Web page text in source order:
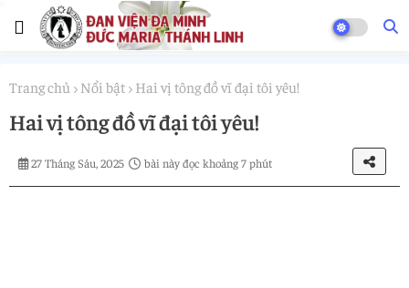
Trang chủ Nổi bật Hai vị tông đồ vĩ đại tôi yêu!
Hai vị tông đồ vĩ đại tôi yêu!
27 Tháng Sáu, 2025 bài này đọc khoảng 7 phút